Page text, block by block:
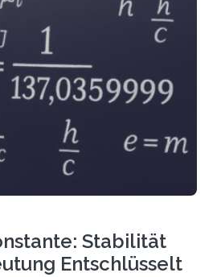
Stabilität
Entschlüsselt